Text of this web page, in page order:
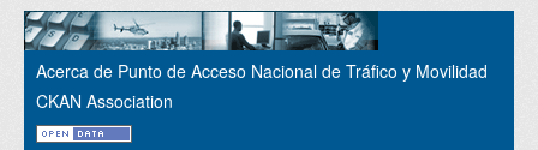
Acerca de Punto de Acceso Nacional de Tráfico y Movilidad
CKAN Association